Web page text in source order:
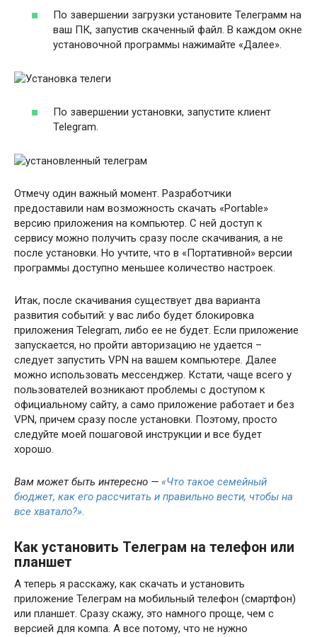
По завершении загрузки установите Телеграмм на
ваш ПК, запустив скаченный файл. В каждом окне
установочной программы нажимайте «Далее».
По завершении установки, запустите клиент
Telegram.
Отмечу один важный момент. Разработчики
предоставили нам возможность скачать «Portable»
версию приложения на компьютер. С ней доступ к
сервису можно получить сразу после скачивания, а не
после установки. Но учтите, что в «Портативной» версии
программы доступно меньшее количество настроек.
Итак, после скачивания существует два варианта
развития событий: у вас либо будет блокировка
приложения Telegram, либо ее не будет. Если приложение
запускается, но пройти авторизацию не удается –
следует запустить VPN на вашем компьютере. Далее
можно использовать мессенджер. Кстати, чаще всего у
пользователей возникают проблемы с доступом к
официальному сайту, а само приложение работает и без
VPN, причем сразу после установки. Поэтому, просто
следуйте моей пошаговой инструкции и все будет
хорошо.
Вам может быть интересно — «Что такое семейный
бюджет, как его рассчитать и правильно вести, чтобы на
все хватало?».
Как установить Телеграм на телефон или
планшет
А теперь я расскажу, как скачать и установить
приложение Телеграм на мобильный телефон (смартфон)
или планшет. Сразу скажу, это намного проще, чем с
версией для компа. А все потому, что не нужно